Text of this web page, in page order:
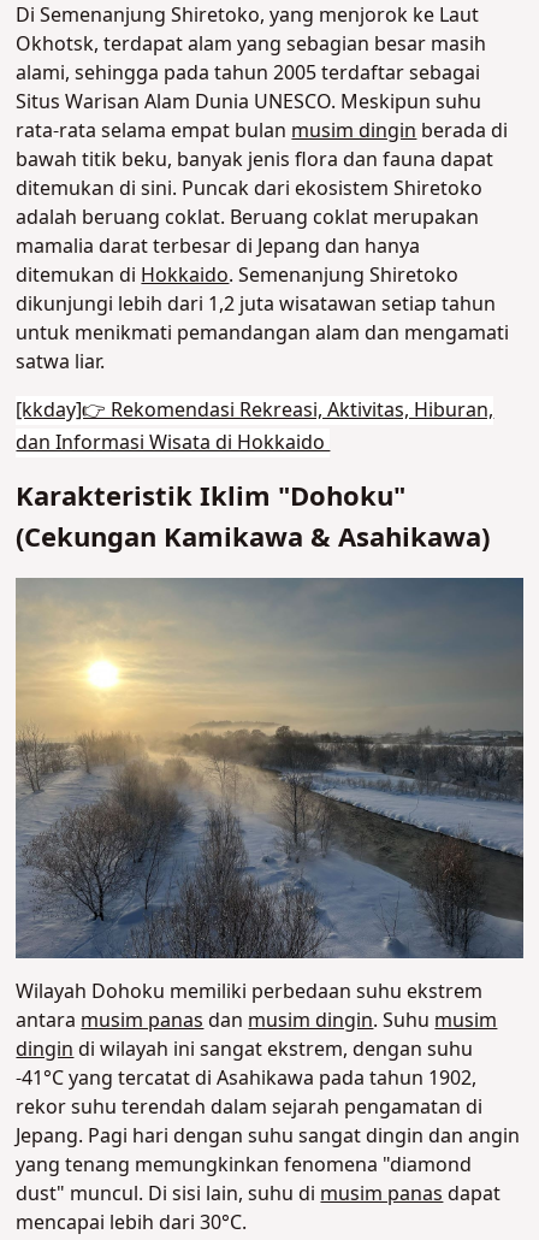
Di Semenanjung Shiretoko, yang menjorok ke Laut
Okhotsk, terdapat alam yang sebagian besar masih
alami, sehingga pada tahun 2005 terdaftar sebagai
Situs Warisan Alam Dunia UNESCO. Meskipun suhu
rata-rata selama empat bulanmusim dinginberada di
bawah titik beku, banyak jenis flora dan fauna dapat
ditemukan di sini. Puncak dari ekosistem Shiretoko
adalah beruang coklat. Beruang coklat merupakan
mamalia darat terbesar di Jepang dan hanya
ditemukan diHokkaido. Semenanjung Shiretoko
dikunjungi lebih dari 1,2 juta wisatawan setiap tahun
untuk menikmati pemandangan alam dan mengamati
satwa liar.
[kkday]👉 Rekomendasi Rekreasi, Aktivitas, Hiburan,
dan Informasi Wisata di Hokkaido
Karakteristik Iklim "Dohoku"
(Cekungan Kamikawa & Asahikawa)
Wilayah Dohoku memiliki perbedaan suhu ekstrem
antaramusim panasdanmusim dingin. Suhumusim
dingindi wilayah ini sangat ekstrem, dengan suhu
-41°C yang tercatat di Asahikawa pada tahun 1902,
rekor suhu terendah dalam sejarah pengamatan di
Jepang. Pagi hari dengan suhu sangat dingin dan angin
yang tenang memungkinkan fenomena "diamond
dust" muncul. Di sisi lain, suhu dimusim panasdapat
mencapai lebih dari 30°C.